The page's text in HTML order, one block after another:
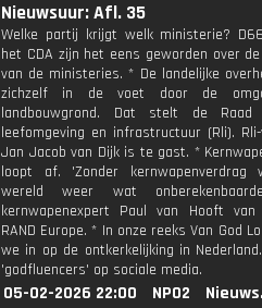
Nieuwsuur: Afl. 35
Welke partij krijgt welk ministerie?
het CDA zijn het eens geworden over
van de ministeries. * De landelijke
zichzelf in de voet door de
landbouwgrond. Dat stelt de
leefomgeving en infrastructuur (Rli).
Jan Jacob van Dijk is te gast. *
loopt af. 'Zonder kernwapenverdrag
wereld weer wat
kernwapenexpert Paul van Hooft van
RAND Europe. * In onze reeks Van God
we in op de ontkerkelijking in
'godfluencers' op sociale media.
05-02-2026 22:00 NPO2